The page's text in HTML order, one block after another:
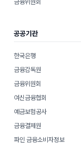
금융위원회
공공기관
한국은행
금융감독원
금융위원회
여신금융협회
예금보험공사
금융결제원
파인 금융소비자정보